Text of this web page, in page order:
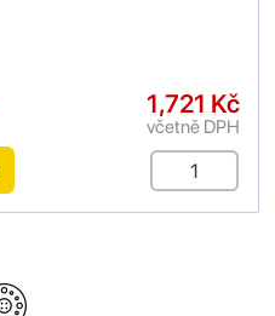
1,721 Kč
včetně DPH